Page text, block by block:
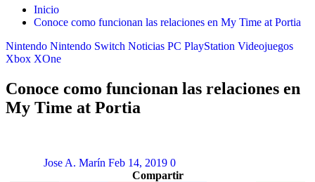
Inicio
Conoce como funcionan las relaciones en My Time at Portia
Nintendo Nintendo Switch Noticias PC PlayStation Videojuegos
Xbox XOne
Conoce como funcionan las relaciones en
My Time at Portia
Jose A. Marín Feb 14, 2019 0
Compartir